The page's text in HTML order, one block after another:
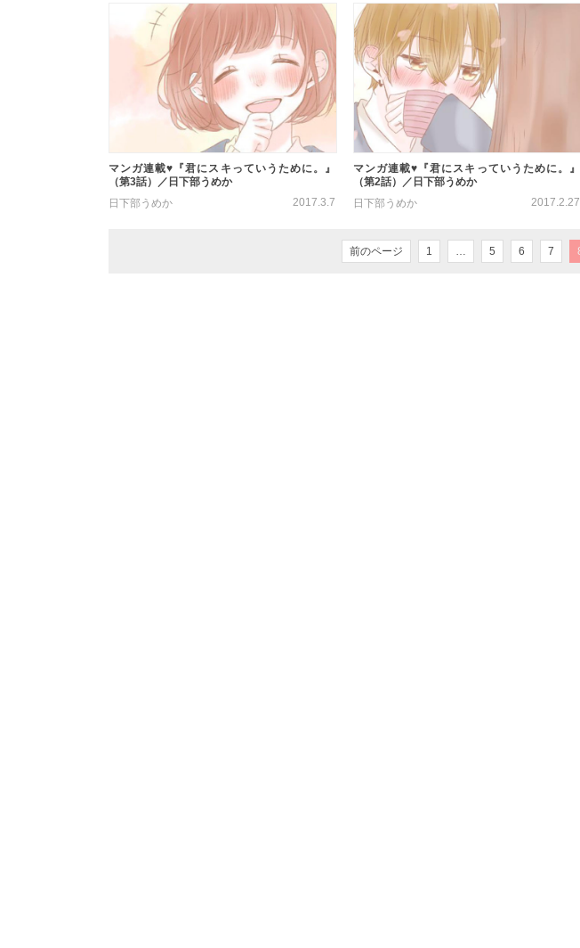
マンガ連載♥『君にスキっていうために。』
（第3話）／日下部うめか
日下部うめか
2017.3.7
マンガ連載♥『君にスキっていうために。』
（第2話）／日下部うめか
日下部うめか
2017.2.27
前のページ 1 … 5 6 7